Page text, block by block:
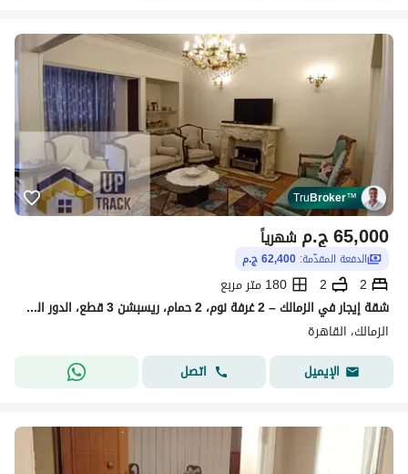
TruBroker™
ج.م65,000 شهرياً
الدفعة المقدّمة: 62,400 ج.م
2
2
180 متر مربع
شقة إيجار في الزمالك – 2 غرفة نوم، 2 حمام، ريسبشن 3 قطع، الدور الثاني، فيو مفتوح
الزمالك، القاهرة
الإيميل
اتصل